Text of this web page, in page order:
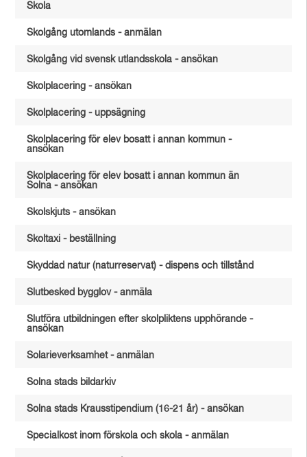
Skola
Skolgång utomlands - anmälan
Skolgång vid svensk utlandsskola - ansökan
Skolplacering - ansökan
Skolplacering - uppsägning
Skolplacering för elev bosatt i annan kommun -
ansökan
Skolplacering för elev bosatt i annan kommun än
Solna - ansökan
Skolskjuts - ansökan
Skoltaxi - beställning
Skyddad natur (naturreservat) - dispens och tillstånd
Slutbesked bygglov - anmäla
Slutföra utbildningen efter skolpliktens upphörande -
ansökan
Solarieverksamhet - anmälan
Solna stads bildarkiv
Solna stads Krausstipendium (16-21 år) - ansökan
Specialkost inom förskola och skola - anmälan